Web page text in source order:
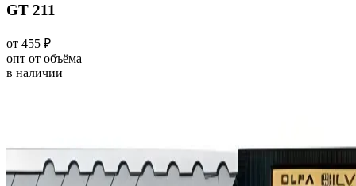
GT 211
от 455 ₽
опт от объёма
в наличии